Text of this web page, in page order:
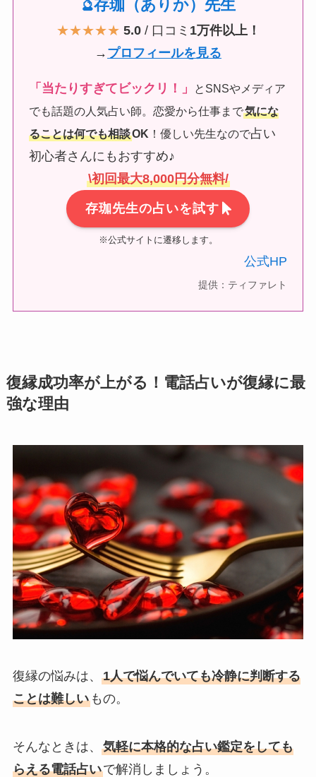
🔮存珈（ありか）先生
★★★★★ 5.0/ 口コミ 1万件以上！
→ プロフィールを見る
「当たりすぎてビックリ！」
とSNSやメディア
でも話題の人気占い師。恋愛から仕事まで気にな
ることは何でも相談OK ！優しい先生なので占い
初心者さんにもおすすめ♪
\初回最大8,000円分無料/
存珈先生の占いを試す
※公式サイトに遷移します。
公式HP
提供：ティファレト
復縁成功率が上がる！電話占いが復縁に最
強な理由
復縁の悩みは、 1人で悩んでいても冷静に判断する
ことは難しいもの。
そんなときは、 気軽に本格的な占い鑑定をしても
らえる電話占いで解消しましょう。